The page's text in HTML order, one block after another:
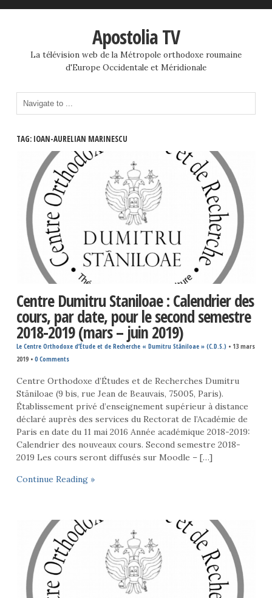
Apostolia TV
La télévision web de la Métropole orthodoxe roumaine
d'Europe Occidentale et Méridionale
TAG: IOAN-AURELIAN MARINESCU
Centre Dumitru Staniloae : Calendrier des
cours, par date, pour le second semestre
2018-2019 (mars – juin 2019)
Le Centre Orthodoxe d’Étude et de Recherche « Dumitru Stăniloae » (C.D.S.) • 13 mars
2019• 0 Comments
Centre Orthodoxe d’Études et de Recherches Dumitru
Stăniloae (9 bis, rue Jean de Beauvais, 75005, Paris).
Établissement privé d’enseignement supérieur à distance
déclaré auprès des services du Rectorat de l’Académie de
Paris en date du 11 mai 2016 Année académique 2018-2019:
Calendrier des nouveaux cours. Second semestre 2018-
2019 Les cours seront diffusés sur Moodle – […]
Continue Reading »